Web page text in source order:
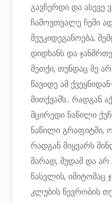
გავჩერდი და ასევე
ჩამოვთვალე ჩემი
მეუკიდეგანოება,
დიდხანს და
მეთქი, თუნდაც მე
წავიდე ამ
მითქვამს.. რადგან
მცირედი ნაწილი
ნაწილი გრაფიტში,
რადგან მიყვარს
მარად, მუდამ და არ
წასვლის,
კლუბის წევრობის